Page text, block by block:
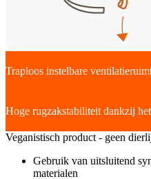
Traploos instelbare
Hoge rugzakstabiliteit dankzij
Veganistisch product - geen
Gebruik van uitsluitend
materialen